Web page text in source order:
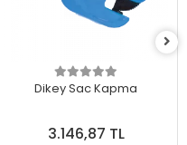
Dikey Sac Kapma
3.146,87 TL